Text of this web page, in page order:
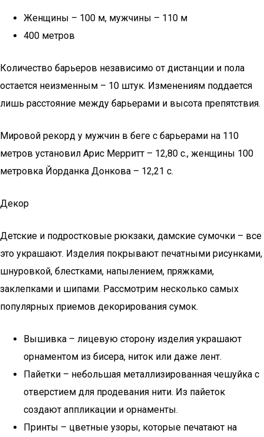
Женщины – 100 м, мужчины – 110 м
400 метров
Количество барьеров независимо от дистанции и пола
остается неизменным – 10 штук. Изменениям поддается
лишь расстояние между барьерами и высота препятствия.
Мировой рекорд у мужчин в беге с барьерами на 110
метров установил Арис Мерритт – 12,80 с., женщины 100
метровка Йорданка Донкова – 12,21 с.
Декор
Детские и подростковые рюкзаки, дамские сумочки – все
это украшают. Изделия покрывают печатными рисунками,
шнуровкой, блестками, напылением, пряжками,
заклепками и шипами. Рассмотрим несколько самых
популярных приемов декорирования сумок.
Вышивка – лицевую сторону изделия украшают
орнаментом из бисера, ниток или даже лент.
Пайетки – небольшая металлизированная чешуйка с
отверстием для продевания нити. Из пайеток
создают аппликации и орнаменты.
Принты – цветные узоры, которые печатают на